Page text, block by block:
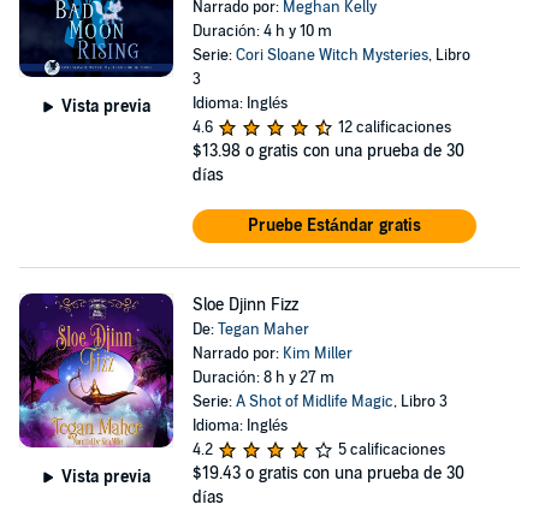
Vista previa
Narrado por: Meghan Kelly
Duración: 4 h y 10 m
Serie:Cori Sloane Witch Mysteries, Libro
3
Idioma: Inglés
4.6
12 calificaciones
$13.98 o gratis con una prueba de 30
días
Pruebe Estándar gratis
Vista previa
Sloe Djinn Fizz
De:Tegan Maher
Narrado por: Kim Miller
Duración: 8 h y 27 m
Serie:A Shot of Midlife Magic, Libro 3
Idioma: Inglés
4.2
5 calificaciones
$19.43 o gratis con una prueba de 30
días